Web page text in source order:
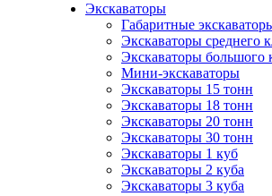
Экскаваторы
Габаритные
Экскаваторы среднего
Экскаваторы большого
Мини-экскаваторы
Экскаваторы 15 тонн
Экскаваторы 18 тонн
Экскаваторы 20 тонн
Экскаваторы 30 тонн
Экскаваторы 1 куб
Экскаваторы 2 куба
Экскаваторы 3 куба